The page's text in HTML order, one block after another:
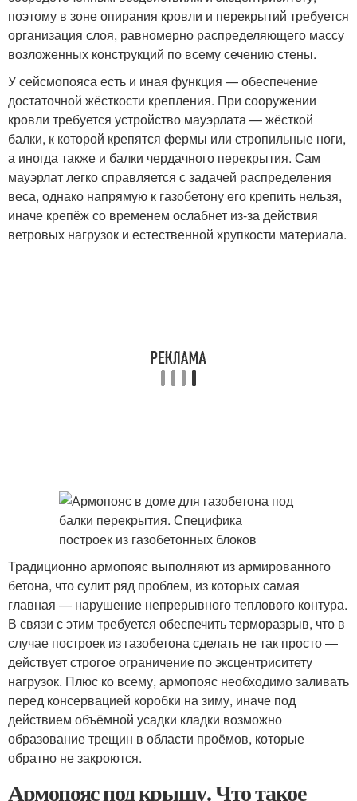
поэтому в зоне опирания кровли и перекрытий требуется
организация слоя, равномерно распределяющего массу
возложенных конструкций по всему сечению стены.
У сейсмопояса есть и иная функция — обеспечение
достаточной жёсткости крепления. При сооружении
кровли требуется устройство мауэрлата — жёсткой
балки, к которой крепятся фермы или стропильные ноги,
а иногда также и балки чердачного перекрытия. Сам
мауэрлат легко справляется с задачей распределения
веса, однако напрямую к газобетону его крепить нельзя,
иначе крепёж со временем ослабнет из-за действия
ветровых нагрузок и естественной хрупкости материала.
Традиционно армопояс выполняют из армированного
бетона, что сулит ряд проблем, из которых самая
главная — нарушение непрерывного теплового контура.
В связи с этим требуется обеспечить терморазрыв, что в
случае построек из газобетона сделать не так просто —
действует строгое ограничение по эксцентриситету
нагрузок. Плюс ко всему, армопояс необходимо заливать
перед консервацией коробки на зиму, иначе под
действием объёмной усадки кладки возможно
образование трещин в области проёмов, которые
обратно не закроются.
Армопояс под крышу. Что такое